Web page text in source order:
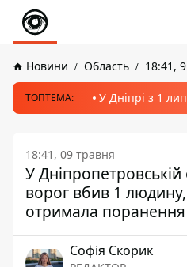
Новини Область 18:41,
ТОПТЕМА: У Дніпрі з 1
18:41, 09 травня
У Дніпропетровській
ворог вбив 1
отримала поранення
Софія Скорик